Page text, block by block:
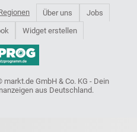
Über uns
Jobs
Widget erstellen
GmbH & Co. KG - Dein
aus Deutschland.